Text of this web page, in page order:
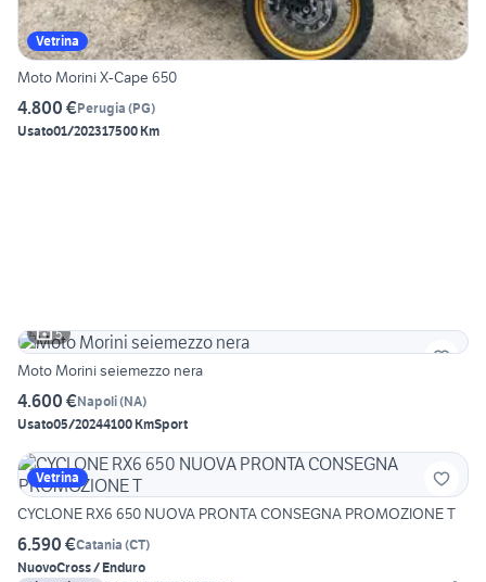
Vetrina
Moto Morini X-Cape 650
4.800 €Perugia (PG)
Usato01/202317500 Km
5
Moto Morini seiemezzo nera
4.600 €Napoli(NA)
Usato05/20244100 KmSport
Vetrina
CYCLONE RX6 650 NUOVA PRONTA CONSEGNA PROMOZIONE T
6.590 €Catania (CT)
NuovoCross / Enduro